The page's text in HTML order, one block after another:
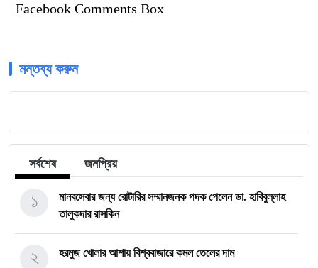
Facebook Comments Box
মন্তব্য করুন
সর্বশেষ জনপ্রিয়
মানবসেবার জন্য রোটারির সম্মানজনক পদক পেলেন ডা. হাবিবুল্লাহ
তালুকদার রাসকিন
১
হরমুজ খোলার আশায় বিশ্ববাজারে কমল তেলের দাম
২